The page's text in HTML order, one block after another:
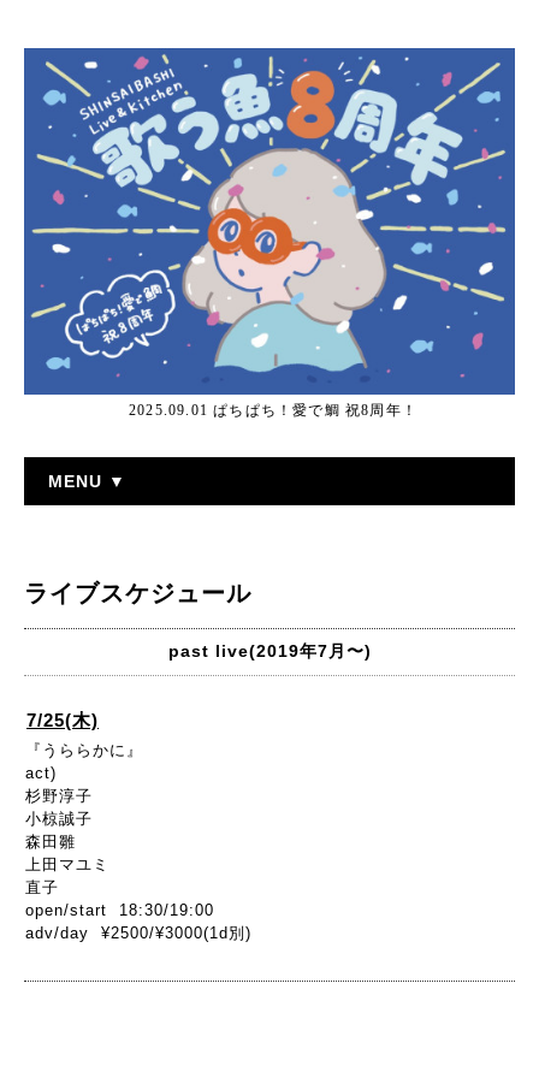
2025.09.01 ぱちぱち！愛で鯛 祝8周年！
MENU ▼
ライブスケジュール
past live(2019年7月〜)
7/25(木)
『うららかに』
act)
杉野淳子
小椋誠子
森田雛
上田マユミ
直子
open/start 18:30/19:00
adv/day ¥2500/¥3000(1d別)